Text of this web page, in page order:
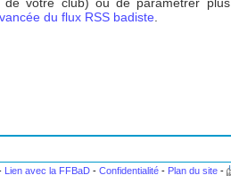
votre club) ou de paramétrer plus
du flux RSS badiste.
Lien avec la FFBaD -Confidentialité - Plan du site -